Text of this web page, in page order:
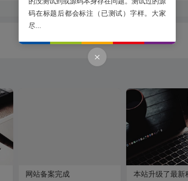
网站备案完成
本站升级了最新
码在标题后都会标注（已测试）字样。大家
尽...